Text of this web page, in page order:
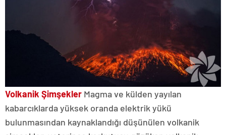
Volkanik Şimşekler Magma ve külden yayılan
kabarcıklarda yüksek oranda elektrik yükü
bulunmasından kaynaklandığı düşünülen volkanik